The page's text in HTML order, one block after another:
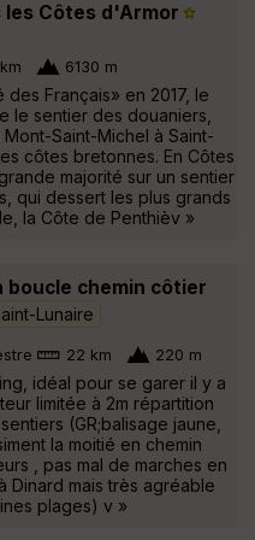
les Côtes d'Armor
6130 m
des Français» en 2017, le
le sentier des douaniers,
Saint-Michel à Saint-
côtes bretonnes. En Côtes
majorité sur un sentier
qui dessert les plus grands
la Côte de Penthièv »
boucle chemin côtier
Lunaire
22 km 220 m
idéal pour se garer il y a
limitée à 2m répartition
(GR;balisage jaune,
la moitié en chemin
, pas mal de marches en
mais très agréable
plages) v »